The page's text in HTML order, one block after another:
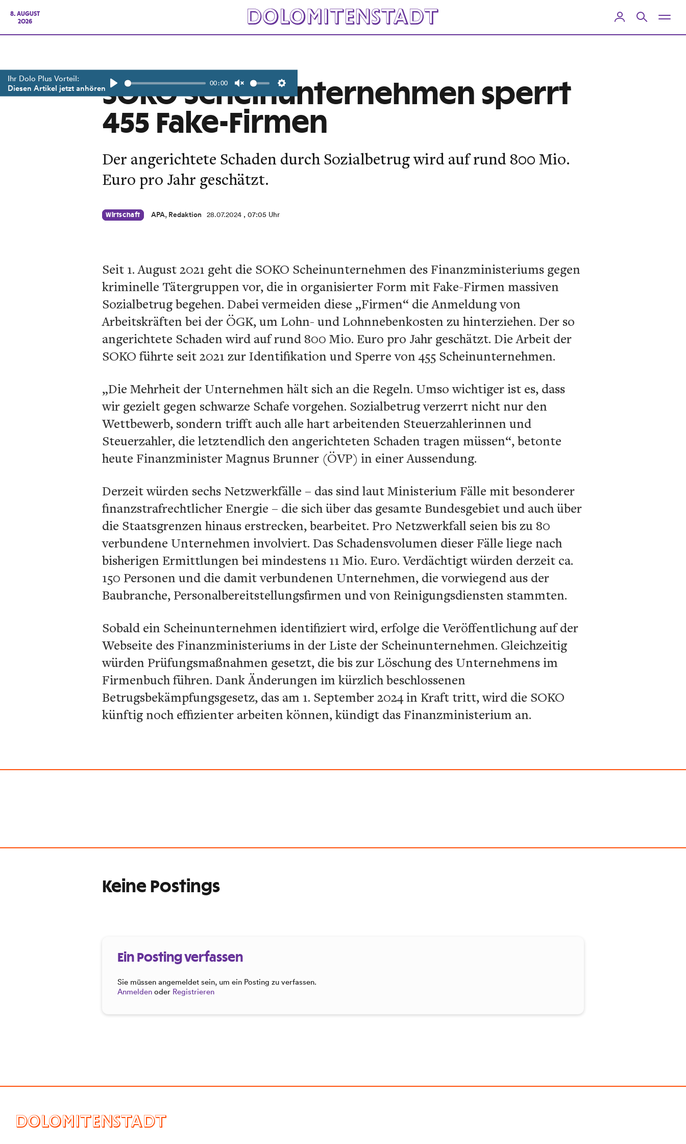
8. AUGUST
2026
Ihr Dolo Plus Vorteil:
Diesen Artikel jetzt anhören
Play
00:00
Unmute Settings
SOKO Scheinunternehmen sperrt
455 Fake-Firmen
Der angerichtete Schaden durch Sozialbetrug wird auf rund 800 Mio.
Euro pro Jahr geschätzt.
Wirtschaft APA, Redaktion 28.07.2024 , 07:05 Uhr
Seit 1. August 2021 geht die SOKO Scheinunternehmen des Finanzministeriums gegen
kriminelle Tätergruppen vor, die in organisierter Form mit Fake-Firmen massiven
Sozialbetrug begehen. Dabei vermeiden diese „Firmen“ die Anmeldung von
Arbeitskräften bei der ÖGK, um Lohn- und Lohnnebenkosten zu hinterziehen. Der so
angerichtete Schaden wird auf rund 800 Mio. Euro pro Jahr geschätzt. Die Arbeit der
SOKO führte seit 2021 zur Identifikation und Sperre von 455 Scheinunternehmen.
„Die Mehrheit der Unternehmen hält sich an die Regeln. Umso wichtiger ist es, dass
wir gezielt gegen schwarze Schafe vorgehen. Sozialbetrug verzerrt nicht nur den
Wettbewerb, sondern trifft auch alle hart arbeitenden Steuerzahlerinnen und
Steuerzahler, die letztendlich den angerichteten Schaden tragen müssen“, betonte
heute Finanzminister Magnus Brunner (ÖVP) in einer Aussendung.
Derzeit würden sechs Netzwerkfälle – das sind laut Ministerium Fälle mit besonderer
finanzstrafrechtlicher Energie – die sich über das gesamte Bundesgebiet und auch über
die Staatsgrenzen hinaus erstrecken, bearbeitet. Pro Netzwerkfall seien bis zu 80
verbundene Unternehmen involviert. Das Schadensvolumen dieser Fälle liege nach
bisherigen Ermittlungen bei mindestens 11 Mio. Euro. Verdächtigt würden derzeit ca.
150 Personen und die damit verbundenen Unternehmen, die vorwiegend aus der
Baubranche, Personalbereitstellungsfirmen und von Reinigungsdiensten stammten.
Sobald ein Scheinunternehmen identifiziert wird, erfolge die Veröffentlichung auf der
Webseite des Finanzministeriums in der Liste der Scheinunternehmen. Gleichzeitig
würden Prüfungsmaßnahmen gesetzt, die bis zur Löschung des Unternehmens im
Firmenbuch führen. Dank Änderungen im kürzlich beschlossenen
Betrugsbekämpfungsgesetz, das am 1. September 2024 in Kraft tritt, wird die SOKO
künftig noch effizienter arbeiten können, kündigt das Finanzministerium an.
Keine Postings
Ein Posting verfassen
Sie müssen angemeldet sein, um ein Posting zu verfassen.
Anmelden oder Registrieren
DOLOMITENSTADT